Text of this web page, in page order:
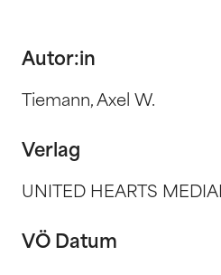
Autor:in
Tiemann, Axel W.
Verlag
UNITED HEARTS
VÖ Datum